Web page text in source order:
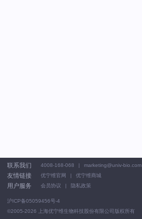
联系我们 4008-168-068 marketing@univ-bio.com
友情链接 优宁维官网 优宁维商城
用户服务 会员协议 隐私政策
沪ICP备05059456号-4
©2005-2026 上海优宁维生物科技股份有限公司版权所有